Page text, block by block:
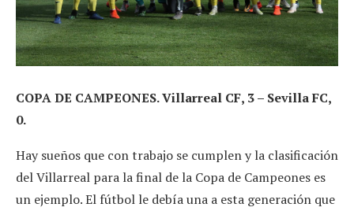
COPA DE CAMPEONES. Villarreal CF, 3 – Sevilla FC,
0.
Hay sueños que con trabajo se cumplen y la clasificación
del Villarreal para la final de la Copa de Campeones es
un ejemplo. El fútbol le debía una a esta generación que